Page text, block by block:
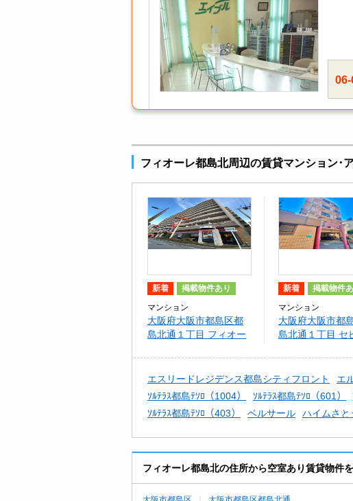
フィオーレ都島北周辺の賃貸マンション･
新着 掲載物件あり
マンション
大阪府大阪市都島区都
島北通１丁目 フィオー
新着 掲載物件
マンション
大阪府大阪市都
島北通１丁目 セ
エスリードレジデンス都島シティフロント エ
ｿﾙﾃﾗｽ都島ﾃｿﾛ（1004）
ｿﾙﾃﾗｽ都島ﾃｿﾛ（601）
ｿﾙﾃﾗｽ都島ﾃｿﾛ（403）
ベルサール ハイムさと
フィオーレ都島北の住所から空室あり賃貸物件